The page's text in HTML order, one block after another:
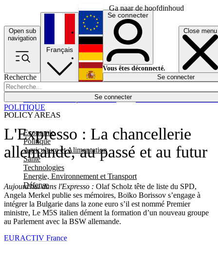
Ga naar de hoofdinhoud
Open sub
navigation
Close menu
Recherche
Se connecter
POLICY AREAS
Economie
Politique
Agriculture et Alimentation
Santé
Technologies
Energie, Environnement et Transport
Défense
Économie
Français
English
Deutsch
Español
Se connecter
Vous êtes déconnecté.
Se connecter
L'Expresso : La chancellerie
allemande, au passé et au futur
Aujourd'hui dans l'Expresso : Olaf Scholz tête de liste du SPD,
Angela Merkel publie ses mémoires, Boïko Borissov s’engage à
intégrer la Bulgarie dans la zone euro s’il est nommé Premier
ministre, Le M5S italien dément la formation d’un nouveau groupe
au Parlement avec la BSW allemande.
POLITIQUE
EURACTIV France